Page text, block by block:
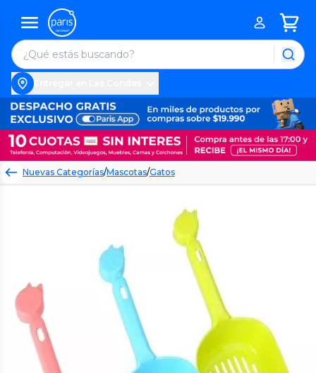
Nuevas Categorías/Mascotas/Gatos